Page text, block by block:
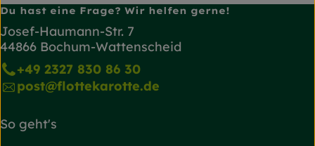
Du hast eine Frage? Wir helfen gerne!
Josef-Haumann-Str. 7
44866 Bochum-Wattenscheid
+49 2327 830 86 30
post@flottekarotte.de
So geht's